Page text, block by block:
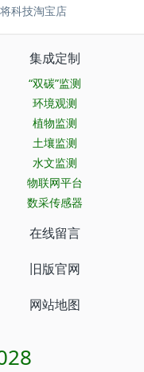
科技淘宝店
集成定制
“双碳”监测
环境观测
植物监测
土壤监测
水文监测
物联网平台
数采传感器
在线留言
旧版官网
网站地图